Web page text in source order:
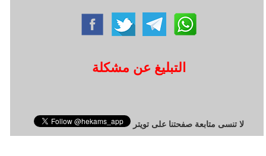
التبليغ عن مشكلة
لا تنسى متابعة صفحتنا على تويتر